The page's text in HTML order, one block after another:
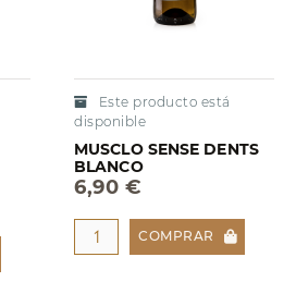
Este producto está
disponible
MUSCLO SENSE DENTS
BLANCO
6,90 €
COMPRAR